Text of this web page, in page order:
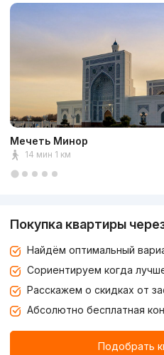
Мечеть Минор
14 мин 1 км
Покупка квартиры
Найдём оптимальный
Сориентируем когда
Расскажем о скидках от
Абсолютно бесплатная
Подобрать